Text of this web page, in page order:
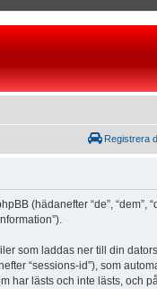
Registrera
(hädanefter “de”, “dem”,
som laddas ner till din dators
“sessions-id”), som
har lästs och inte lästs, och